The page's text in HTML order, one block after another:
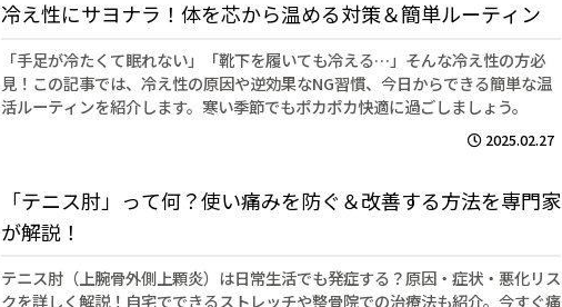
冷え性にサヨナラ！体を芯から温める対策＆簡単ルーティン
「手足が冷たくて眠れない」「靴下を履いても冷える…」そんな冷え性の方必
見！この記事では、冷え性の原因や逆効果なNG習慣、今日からできる簡単な温
活ルーティンを紹介します。寒い季節でもポカポカ快適に過ごしましょう。
2025.02.27
「テニス肘」って何？使い痛みを防ぐ＆改善する方法を専門家
が解説！
テニス肘（上腕骨外側上顆炎）は日常生活でも発症する？原因・症状・悪化リス
クを詳しく解説！自宅でできるストレッチや整骨院での治療法も紹介。今すぐ痛